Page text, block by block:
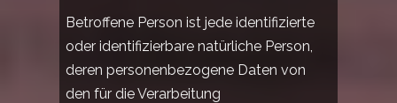
Betroffene Person ist jede identifizierte
oder identifizierbare natürliche Person,
deren personenbezogene Daten von
den für die Verarbeitung